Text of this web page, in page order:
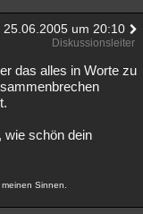
25.06.2005 um 20:10
Diskussionsleiter
das alles in Worte zu
wie schön dein
Sinnen.